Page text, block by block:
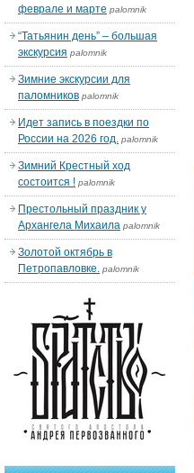
феврале и марте palomnik
“Татьянин день” – большая
экскурсия palomnik
Зимние экскурсии для
паломников palomnik
Идет запись в поездки по
России на 2026 год. palomnik
Зимний Крестный ход
состоится ! palomnik
Престольный праздник у
Архангела Михаила palomnik
Золотой октябрь в
Петропавловке. palomnik